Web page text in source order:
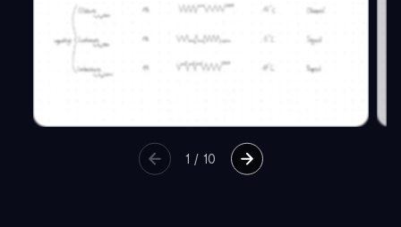
1 / 10